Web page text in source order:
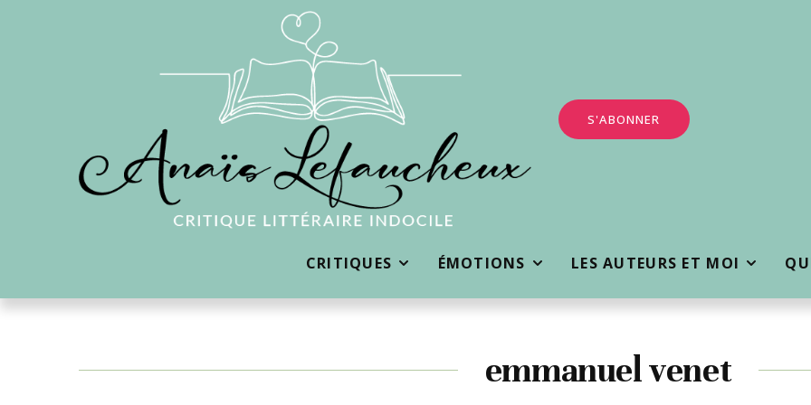
S'ABONNER
CRITIQUES ÉMOTIONS LES AUTEURS ET MOI
emmanuel venet